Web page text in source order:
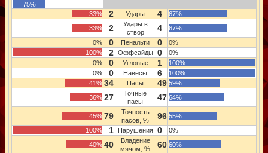
75%
33%
2 Удары 4
67%
33%
2
Удары в
створ
4
67%
0%
0 Пенальти 0
0%
100%
2 Оффсайды 0
0%
0%
0 Угловые 1
100%
0%
0 Навесы 6
100%
41% 34 Пасы 49 59%
36% 27
Точные
пасы
47 64%
45% 79
Точность
пасов, %
96 55%
100%
1 Нарушения 0
0%
40% 40
Владение
мячом, %
60 60%